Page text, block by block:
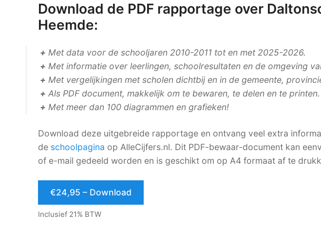
Download de PDF rapportage over
Heemde:
+ Met data voor de schooljaren 2010-2011 tot en met 2025-2026.
+ Met informatie over leerlingen, schoolresultaten en de omgeving
+ Met vergelijkingen met scholen dichtbij en in de gemeente,
+ Als PDF document, makkelijk om te bewaren, te delen en te printen.
+ Met meer dan 100 diagrammen en grafieken!
Download deze uitgebreide rapportage en ontvang veel extra
de schoolpagina op AlleCijfers.nl. Dit PDF-bewaar-document kan
of e-mail gedeeld worden en is geschikt om op A4 formaat af te
€24,95 – Download
Inclusief 21% BTW